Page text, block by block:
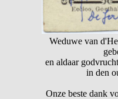
Weduwe van
en aldaar
in den
Onze beste dank